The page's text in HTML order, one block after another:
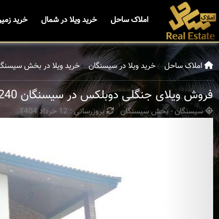
املاک ساحل خرید ویلا در شمال خرید
املاک ساحل خرید ویلا در سیسنگان خرید ویلا در بخش
فروش ویلای جنگلی دوبلکس در سیسنگان 240 متر زمین
سیسنگان - بخش سیسنگان بروزرسانی : 12 خرداد 1404